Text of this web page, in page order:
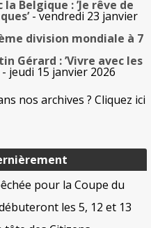
pour la Coupe du
les 5, 12 et 13
Belgique : ’Je rêve de
- vendredi 23 janvier
division mondiale à 7
Gérard : ’Vivre avec les
- jeudi 15 janvier 2026
nos archives ? Cliquez ici